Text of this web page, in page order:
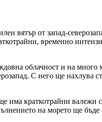
вятър от запад-
временно
облачност и на много
С него ще нахлува
има краткотрайни
на морето ще бъде